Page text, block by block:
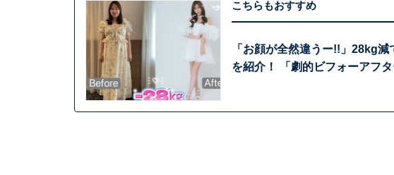
こちらもおすすめ
「お顔が全然違うー!!」28kg
を紹介！ 「劇的ビフォーアフタ